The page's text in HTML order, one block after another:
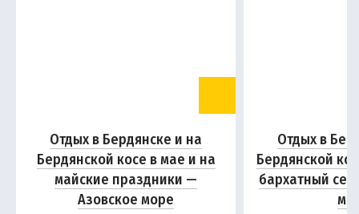
Отдых в Бердянске и на
Бердянской косе в мае и на
майские праздники —
Азовское море
Отдых в
Бердянской
бархатный